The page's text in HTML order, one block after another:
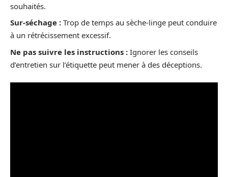
souhaités.
Sur-séchage : Trop de temps au sèche-linge peut conduire
à un rétrécissement excessif.
Ne pas suivre les instructions : Ignorer les conseils
d’entretien sur l’étiquette peut mener à des déceptions.